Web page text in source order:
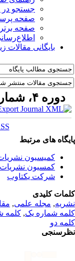
جستجو در
صفحه
صفحه
بایگانی مقالات
دوره ۴، شماره ۳ - ( ۴-۱۴۰۴ )
RSS
های مرتبط
کمیسیون نشریات
کمسیون نشریات
شرکت یکتاوب
کلیدی
,مجله علمی,
شماره یک,کلمه
دو